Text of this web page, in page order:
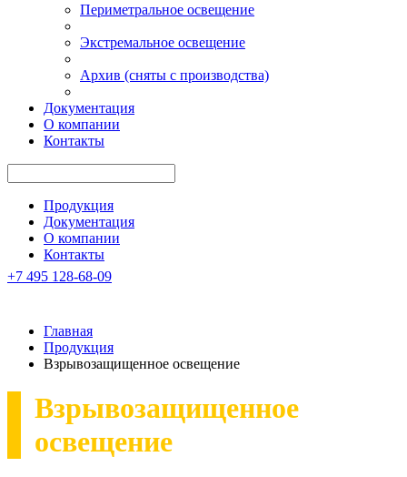
Периметральное освещение
Экстремальное освещение
Архив (сняты с производства)
Документация
О компании
Контакты
Продукция
Документация
О компании
Контакты
+7 495 128-68-09
Главная
Продукция
Взрывозащищенное освещение
Взрывозащищенное
освещение